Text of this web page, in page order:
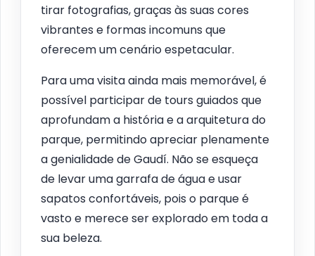
tirar fotografias, graças às suas cores
vibrantes e formas incomuns que
oferecem um cenário espetacular.
Para uma visita ainda mais memorável, é
possível participar de tours guiados que
aprofundam a história e a arquitetura do
parque, permitindo apreciar plenamente
a genialidade de Gaudí. Não se esqueça
de levar uma garrafa de água e usar
sapatos confortáveis, pois o parque é
vasto e merece ser explorado em toda a
sua beleza.